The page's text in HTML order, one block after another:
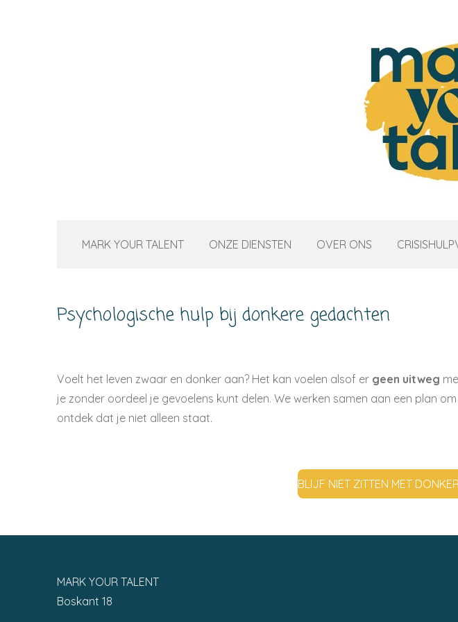
MARK YOUR TALENT ONZE DIENSTEN OVER ONS
Psychologische hulp bij donkere gedachten
Voelt het leven zwaar en donker aan? Het kan voelen alsof er geen uitweg
je zonder oordeel je gevoelens kunt delen. We werken samen aan een plan
ontdek dat je niet alleen staat.
BLIJF NIET ZITTEN MET
MARK YOUR TALENT
Boskant 18